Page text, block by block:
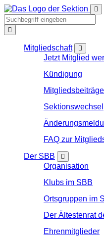
Mitgliedschaft
Jetzt Mitglied
Kündigung
Sektionswechsel
FAQ zur
Der SBB
Organisation
Klubs im SBB
Ortsgruppen im
Der Ältestenrat
Ehrenmitglieder